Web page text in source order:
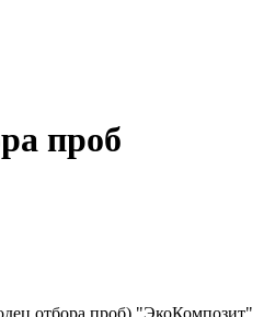
проб
отбора проб) "ЭкоКомпозит"